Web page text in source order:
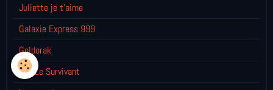
Juliette je t’aime
Galaxie Express 999
Goldorak
Ken Le Survivant